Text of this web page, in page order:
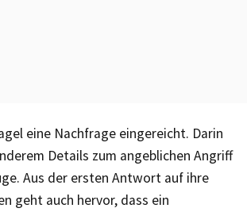
eine Nachfrage eingereicht. Darin
Details zum angeblichen Angriff
Aus der ersten Antwort auf ihre
geht auch hervor, dass ein